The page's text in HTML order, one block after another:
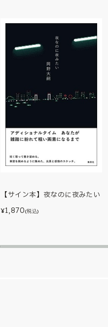
【サイン本】夜なのに夜みたい
¥1,870(税込)